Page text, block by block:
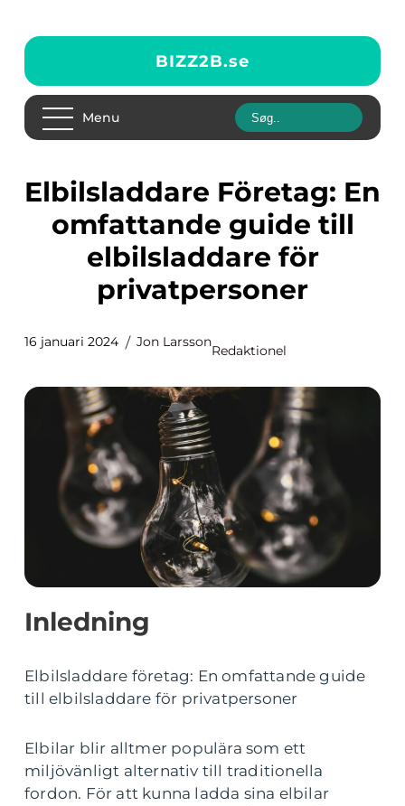
BIZZ2B.se
Menu
Elbilsladdare Företag: En
omfattande guide till
elbilsladdare för
privatpersoner
16 januari 2024 Jon Larsson
Redaktionel
Inledning
Elbilsladdare företag: En omfattande guide
till elbilsladdare för privatpersoner
Elbilar blir alltmer populära som ett
miljövänligt alternativ till traditionella
fordon. För att kunna ladda sina elbilar